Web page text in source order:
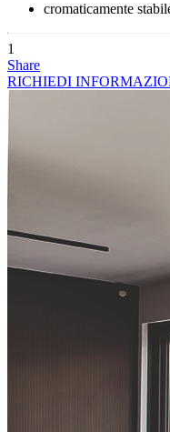
cromaticamente
1
Share
RICHIEDI